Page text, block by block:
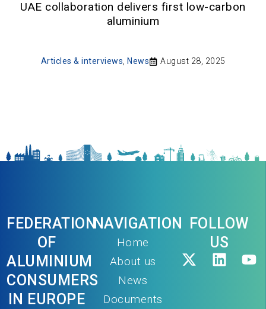
UAE collaboration delivers first low-carbon
aluminium
Articles & interviews News August 28, 2025
FEDERATION
OF
ALUMINIUM
CONSUMERS
IN EUROPE
NAVIGATION
Home
About us
News
Documents
FOLLOW
US